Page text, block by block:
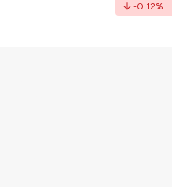
-0.12%